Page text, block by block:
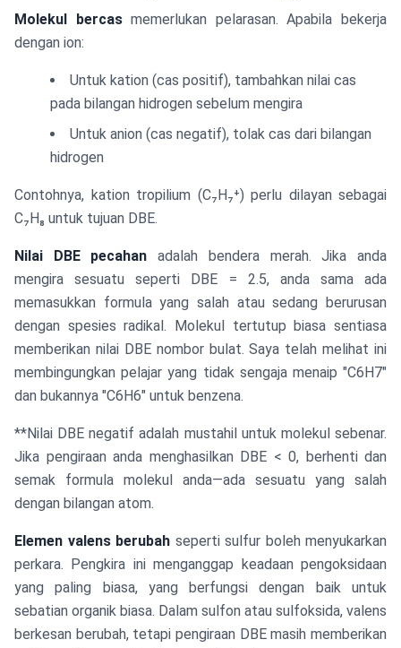
Molekul bercasmemerlukan pelarasan. Apabila bekerja
dengan ion:
Untuk kation (cas positif), tambahkan nilai cas
pada bilangan hidrogen sebelum mengira
Untuk anion (cas negatif), tolak cas dari bilangan
hidrogen
Contohnya, kation tropilium (C₇H₇⁺) perlu dilayan sebagai
C₇H₈ untuk tujuan DBE.
Nilai DBE pecahan adalah bendera merah. Jika anda
mengira sesuatu seperti DBE = 2.5, anda sama ada
memasukkan formula yang salah atau sedang berurusan
dengan spesies radikal. Molekul tertutup biasa sentiasa
memberikan nilai DBE nombor bulat. Saya telah melihat ini
membingungkan pelajar yang tidak sengaja menaip "C6H7"
dan bukannya "C6H6" untuk benzena.
**Nilai DBE negatif adalah mustahil untuk molekul sebenar.
Jika pengiraan anda menghasilkan DBE < 0, berhenti dan
semak formula molekul anda—ada sesuatu yang salah
dengan bilangan atom.
Elemen valens berubah seperti sulfur boleh menyukarkan
perkara. Pengkira ini menganggap keadaan pengoksidaan
yang paling biasa, yang berfungsi dengan baik untuk
sebatian organik biasa. Dalam sulfon atau sulfoksida, valens
berkesan berubah, tetapi pengiraan DBE masih memberikan